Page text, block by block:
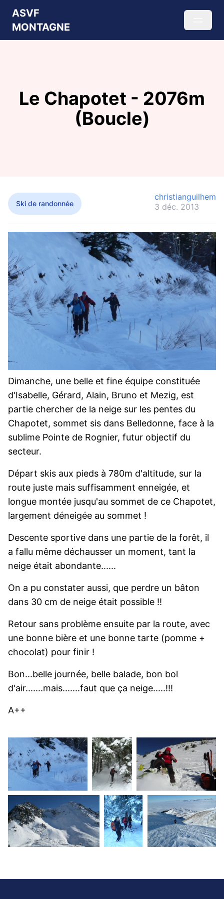
ASVF
MONTAGNE
Le Chapotet - 2076m
(Boucle)
Ski de randonnée
christianguilhem
3 déc. 2013
Dimanche, une belle et fine équipe constituée
d'Isabelle, Gérard, Alain, Bruno et Mezig, est
partie chercher de la neige sur les pentes du
Chapotet, sommet sis dans Belledonne, face à la
sublime Pointe de Rognier, futur objectif du
secteur.
Départ skis aux pieds à 780m d'altitude, sur la
route juste mais suffisamment enneigée, et
longue montée jusqu'au sommet de ce Chapotet,
largement déneigée au sommet !
Descente sportive dans une partie de la forêt, il
a fallu même déchausser un moment, tant la
neige était abondante......
On a pu constater aussi, que perdre un bâton
dans 30 cm de neige était possible !!
Retour sans problème ensuite par la route, avec
une bonne bière et une bonne tarte (pomme +
chocolat) pour finir !
Bon...belle journée, belle balade, bon bol
d'air.......mais.......faut que ça neige.....!!!
A++